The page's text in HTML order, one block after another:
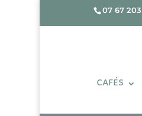
07 67
CAFÉS